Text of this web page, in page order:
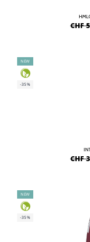
CHF
NEW
-35%
CHF
NEW
-35%